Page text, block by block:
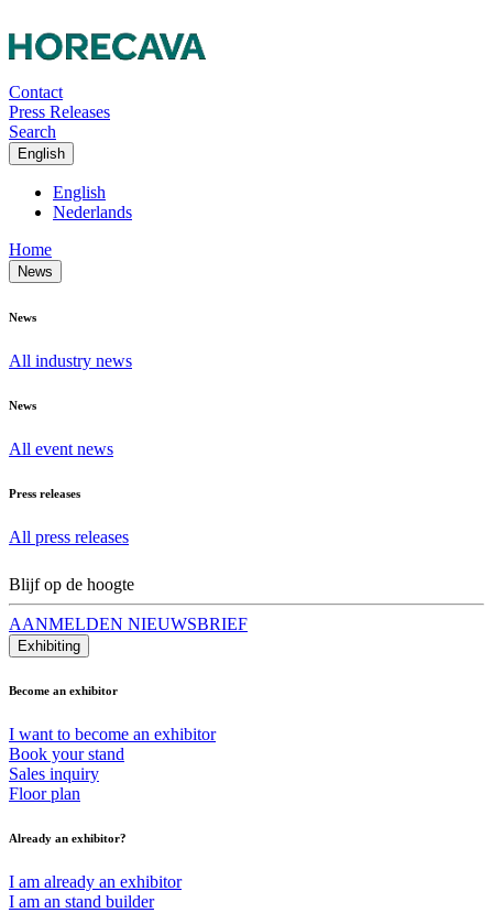
Contact
Press Releases
Search
English
English
Nederlands
Home
News
News
All industry news
News
All event news
Press releases
All press releases
Blijf op de hoogte
AANMELDEN NIEUWSBRIEF
Exhibiting
Become an exhibitor
I want to become an exhibitor
Book your stand
Sales inquiry
Floor plan
Already an exhibitor?
I am already an exhibitor
I am an stand builder